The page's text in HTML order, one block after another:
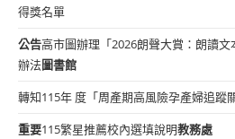
得獎名單
公告高市圖辦理「2026朗聲大賞：朗讀
辦法圖書館
轉知115年 度「周產期高風險孕產婦追蹤
重要115繁星推薦校內選填說明教務處